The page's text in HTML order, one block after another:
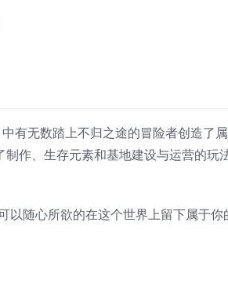
有无数踏上不归之途的冒险者创造了
作、生存元素和基地建设与运营的玩
以随心所欲的在这个世界上留下属于你